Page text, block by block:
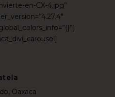
en-CX-4.jpg”
Oaxaca